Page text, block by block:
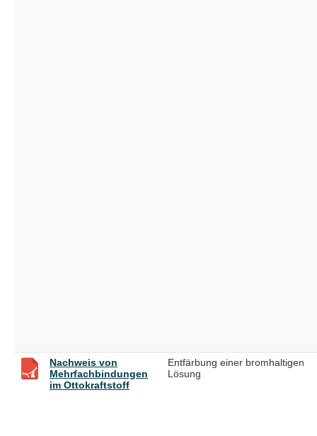
Nachweis von
Mehrfachbindungen
im Ottokraftstoff
Entfärbung einer bromhaltigen
Lösung